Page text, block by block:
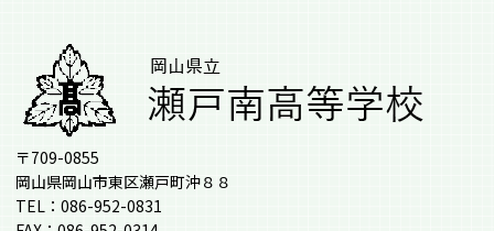
〒709-0855
岡山県岡山市東区瀬戸町沖８８
TEL：086-952-0831